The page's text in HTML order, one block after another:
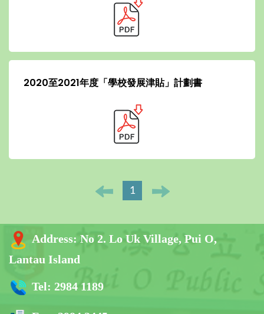
2020至2021年度「學校發展津貼」計劃書
1
Address: No 2. Lo Uk Village, Pui O,
Lantau Island
Tel: 2984 1189